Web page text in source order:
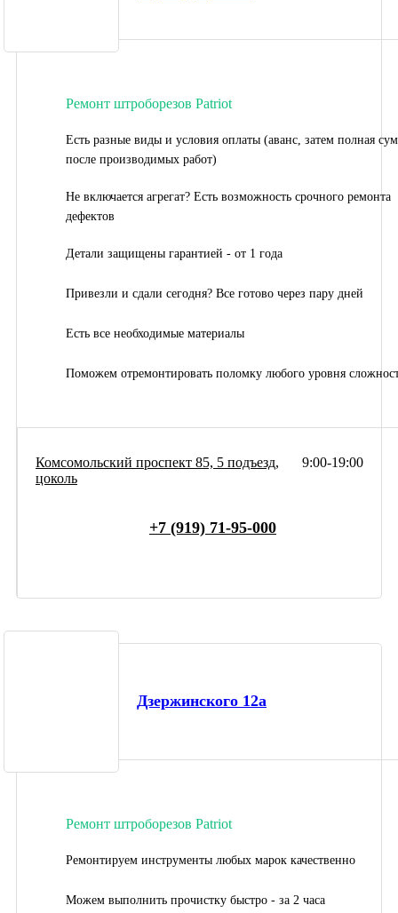
Ремонт штроборезов Patriot
Есть разные виды и условия оплаты (аванс, затем полная
после производимых работ)
Не включается агрегат? Есть возможность срочного ремонта
дефектов
Детали защищены гарантией - от 1 года
Привезли и сдали сегодня? Все готово через пару дней
Есть все необходимые материалы
Поможем отремонтировать поломку любого уровня
9:00-19:00
Комсомольский проспект 85, 5 подъезд,
цоколь
+7 (919) 71-95-000
Дзержинского 12а
Ремонт штроборезов Patriot
Ремонтируем инструменты любых марок качественно
Можем выполнить прочистку быстро - за 2 часа